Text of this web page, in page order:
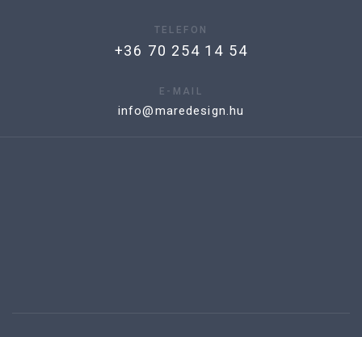
TELEFON
+36 70 254 14 54
E-MAIL
info@maredesign.hu